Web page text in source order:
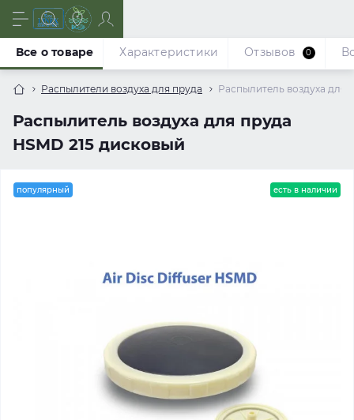
Распылители воздуха для пруда Распылитель воздуха для
Распылитель воздуха для пруда
HSMD 215 дисковый
Все о товаре Характеристики Отзывов 0
популярный есть в наличии